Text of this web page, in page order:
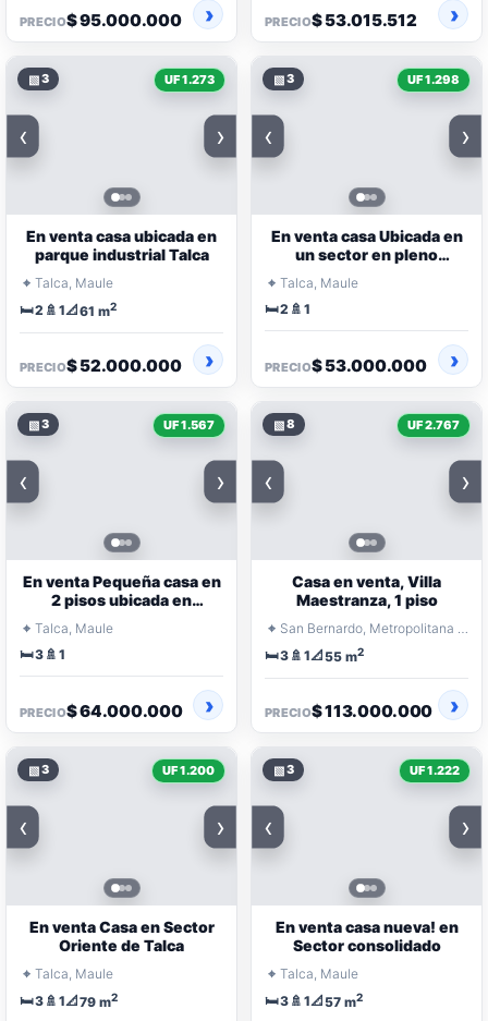
PRECIO$ 95.000.000 PRECIO$ 53.015.512
▧3 UF 1.273
‹ ›
En venta casa ubicada en
parque industrial Talca
⌖ Talca, Maule
🛏️2 🚿 1📐61 m2
PRECIO$ 52.000.000
▧3 UF 1.298
‹ ›
En venta casa Ubicada en
un sector en pleno
⌖ Talca, Maule
🛏️2 🚿 1
PRECIO$ 53.000.000
▧3 UF 1.567
‹ ›
En venta Pequeña casa en
2 pisos ubicada en
⌖ Talca, Maule
🛏️3 🚿 1
PRECIO$ 64.000.000
▧8 UF 2.767
‹ ›
Casa en venta, Villa
Maestranza, 1 piso
⌖
San Bernardo, Metropolitana Santiago
🛏️3 🚿 1📐55 m2
PRECIO$ 113.000.000
▧3 UF 1.200
‹ ›
En venta Casa en Sector
Oriente de Talca
⌖ Talca, Maule
🛏️3 🚿 1📐79 m2
▧3 UF 1.222
‹ ›
En venta casa nueva! en
Sector consolidado
⌖ Talca, Maule
🛏️3 🚿 1📐57 m2